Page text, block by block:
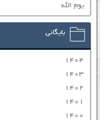
یوم الله
بایگانی
۱۴۰۴
۱۴۰۳
۱۴۰۲
۱۴۰۱
۱۴۰۰